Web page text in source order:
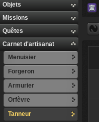
Objets
Missions
Quêtes
Carnet d'artisanat
Menuisier
Forgeron
Armurier
Orfèvre
Tanneur